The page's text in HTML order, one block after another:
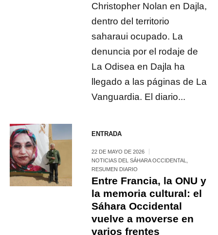
Christopher Nolan en Dajla,
dentro del territorio
saharaui ocupado. La
denuncia por el rodaje de
La Odisea en Dajla ha
llegado a las páginas de La
Vanguardia. El diario...
ENTRADA
22 DE MAYO DE 2026
NOTICIAS DEL SÁHARA OCCIDENTAL
RESUMEN DIARIO
Entre Francia, la ONU y
la memoria cultural: el
Sáhara Occidental
vuelve a moverse en
varios frentes